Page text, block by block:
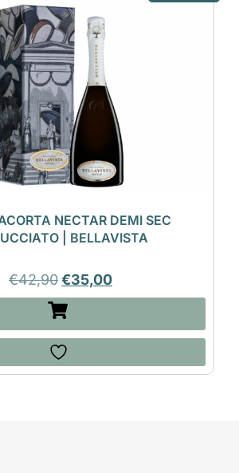
NECTAR DEMI SEC
| BELLAVISTA
€42,90€35,00